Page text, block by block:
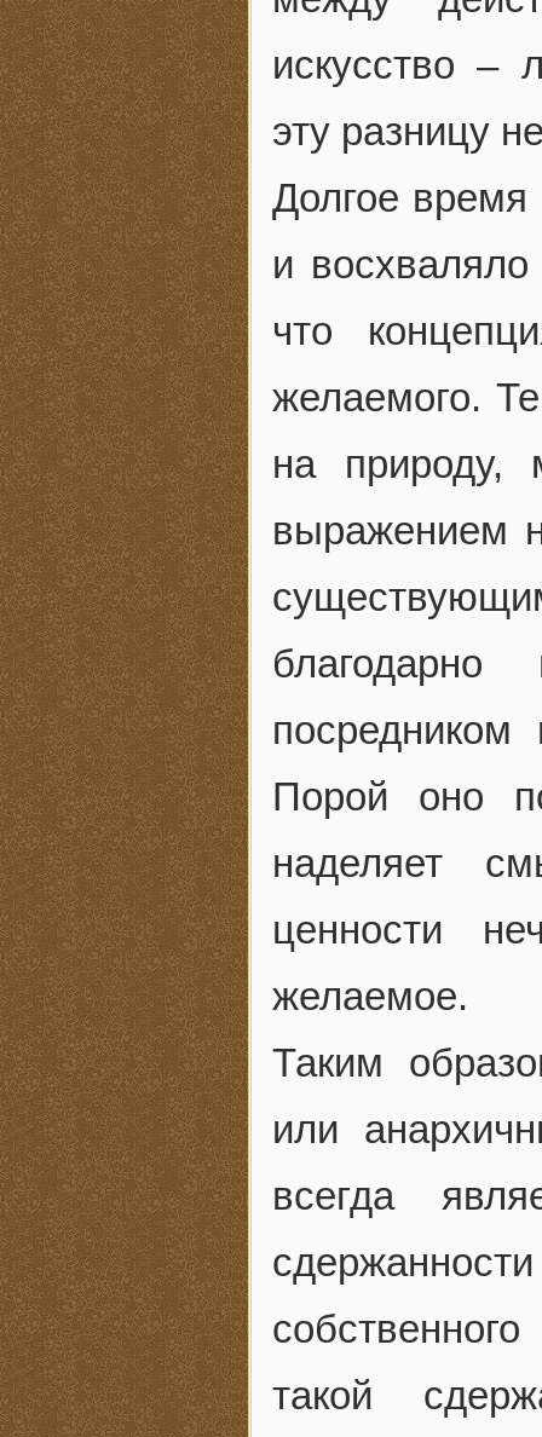
искусство –
эту разницу
Долгое время
и
что
желаемого.
на природу,
выражением
благодарно
Порой оно
наделяет
ценности
желаемое.
Таким
или
всегда
такой